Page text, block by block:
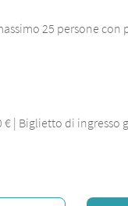
25 persone
€ | Biglietto di ingresso